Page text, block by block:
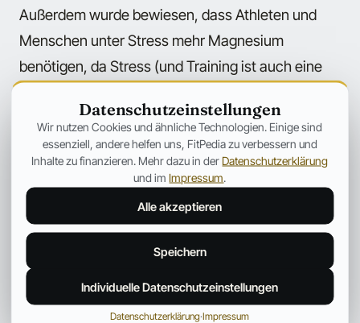
Außerdem wurde bewiesen, dass Athleten und
Menschen unter Stress mehr Magnesium
benötigen, da Stress (und Training ist auch eine
Magnesium über den Urin ausgeschieden wird.
Wenn Du das Gefühl hast, höhere Dosierungen
auszutesten, dann nur zu.
ANZEIGE
Datenschutzeinstellungen
Wir nutzen Cookies und ähnliche Technologien. Einige sind
essenziell, andere helfen uns, FitPedia zu verbessern und
Inhalte zu finanzieren. Mehr dazu in der Datenschutzerklärung
und im Impressum.
Alle akzeptieren
Speichern
Individuelle Datenschutzeinstellungen
Datenschutzerklärung·Impressum